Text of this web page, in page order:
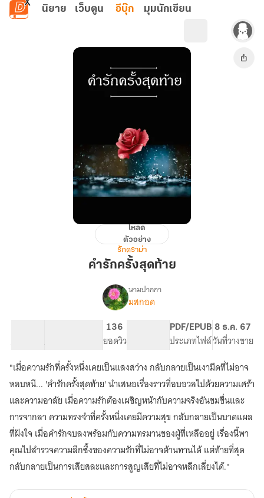
ข้ามไปยังเนื้อหาหลัก
นิยาย เว็บตูน อีบุ๊ก มุมนักเขียน
ครั้ง
โหลด
ตัวอย่าง
รักดราม่า
คำรักครั้งสุดท้าย
เรื่อง
นามปากกา
มสกอด
จำนวนคำ จำนวนหน้า (A5)
136
ยอดวิวระดับเนื้อหา
PDF/EPUB
ประเภทไฟล์
8 ธ.ค. 67
วันที่วางขาย
"เมื่อความรักที่ครั้งหนึ่งเคยเป็นแสงสว่าง กลับกลายเป็นเงามืดที่ไม่อาจ
หลบหนี... 'คำรักครั้งสุดท้าย' นำเสนอเรื่องราวที่อบอวลไปด้วยความเศร้า
และความอาลัย เมื่อความรักต้องเผชิญหน้ากับความจริงอันขมขื่นและ
การจากลา ความทรงจำที่ครั้งหนึ่งเคยมีความสุข กลับกลายเป็นบาดแผล
ที่ฝังใจ เมื่อคำรักจบลงพร้อมกับความทรมานของผู้ที่เหลืออยู่ เรื่องนี้พา
คุณไปสำรวจความลึกซึ้งของความรักที่ไม่อาจต้านทานได้ แต่ท้ายที่สุด
กลับกลายเป็นการเสียสละและการสูญเสียที่ไม่อาจหลีกเลี่ยงได้."